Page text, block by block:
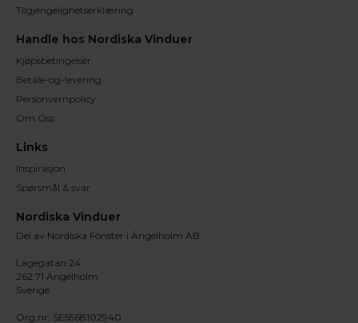
Tilgjengelighetserklæring
Handle hos Nordiska Vinduer
Kjøpsbetingelser
Betale-og-levering
Personvernpolicy
Om Oss
Links
Inspirasjon
Spørsmål & svar
Nordiska Vinduer
Del av Nordiska Fönster i Ängelholm AB
Lagegatan 24
262 71 Ängelholm
Sverige
Org.nr: SE5568102940